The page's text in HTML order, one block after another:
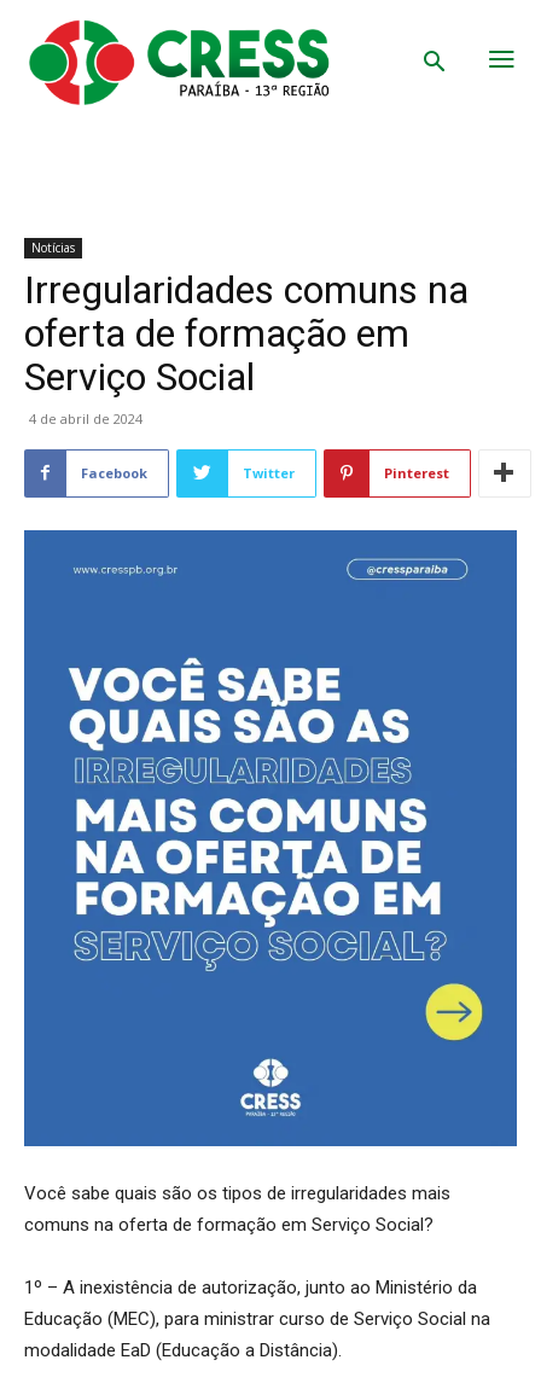
Notícias
Irregularidades comuns na
oferta de formação em
Serviço Social
4 de abril de 2024
Facebook Twitter Pinterest
Você sabe quais são os tipos de irregularidades mais
comuns na oferta de formação em Serviço Social?
1º – A inexistência de autorização, junto ao Ministério da
Educação (MEC), para ministrar curso de Serviço Social na
modalidade EaD (Educação a Distância).